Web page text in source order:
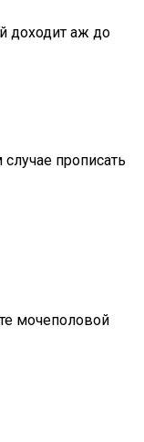
доходит аж до
прописать
мочеполовой